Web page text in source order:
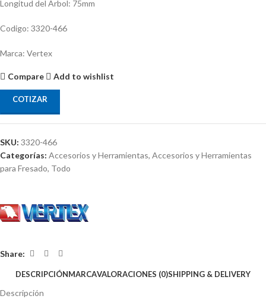
Longitud del Arbol: 75mm
Codigo: 3320-466
Marca: Vertex
Compare Add to wishlist
COTIZAR
SKU: 3320-466
Categorías: Accesorios y Herramientas, Accesorios y Herramientas
para Fresado, Todo
Share:
DESCRIPCIÓNMARCAVALORACIONES (0)SHIPPING & DELIVERY
Descripción